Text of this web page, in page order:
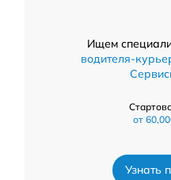
Ищем
водителя-
от
Узнать